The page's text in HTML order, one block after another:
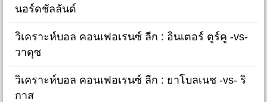
นอร์ดชัลลันด์
วิเคราะห์บอล คอนเฟอเรนซ์ ลีก : อินเตอร์ ตูร์คู -vs-
วาดุซ
วิเคราะห์บอล คอนเฟอเรนซ์ ลีก : ยาโบลเนช -vs- ริ
กาส